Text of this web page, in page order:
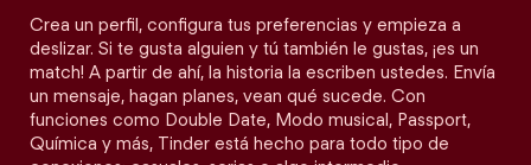
Crea un perfil, configura tus preferencias y empieza a
deslizar. Si te gusta alguien y tú también le gustas, ¡es un
match! A partir de ahí, la historia la escriben ustedes. Envía
un mensaje, hagan planes, vean qué sucede. Con
funciones como Double Date, Modo musical, Passport,
Química y más, Tinder está hecho para todo tipo de